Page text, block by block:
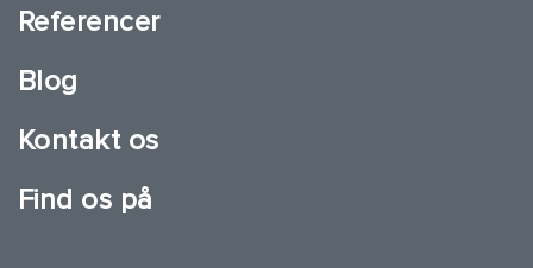
Referencer
Blog
Kontakt os
Find os på